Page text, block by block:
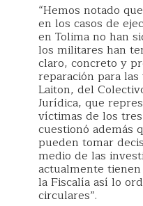
“Hemos notado
en los casos de
en Tolima no han
los militares han
claro, concreto y
reparación para
Laiton, del
Jurídica, que
víctimas de los
cuestionó además
pueden tomar
medio de las
actualmente
la Fiscalía así lo
circulares”.